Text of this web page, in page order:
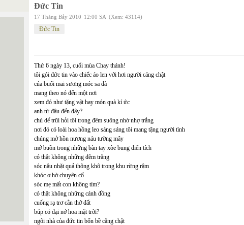
Đức Tin
17 Tháng Bảy 2010 12:00 SA (Xem: 43114)
Đức Tin
Thứ 6 ngày 13, cuối mùa Chay thánh!
tôi gói đức tin vào chiếc áo len với hơi người căng chật
của buổi mai sương móc sa đà
mang theo nó đến một nơi
xem đó như tặng vật hay món quà kí ức
anh từ đâu đến đây?
chú dế trũi hỏi tôi trong đêm suông nhờ nhợ trắng
nơi đó có loài hoa hồng leo sáng sáng tôi mang tặng người tình
chúng mở hồn nương náu tường mây
mở buồn trong những bàn tay xòe bung điển tích
có thật không những đêm trăng
sóc nâu nhặt quả thông khô trong khu rừng rậm
khóc ơ hờ chuyện cổ
sóc mẹ mất con không tìm?
có thật không những cánh đồng
cuống rạ trơ cằn thớ đất
búp cỏ dại nở hoa mặt trời?
ngôi nhà của đức tin bốn bề căng chật